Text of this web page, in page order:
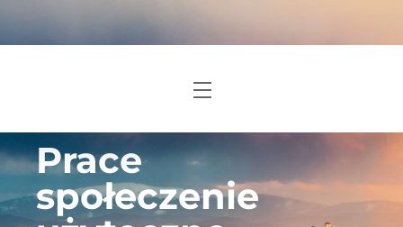
Menu
Prace
społeczenie